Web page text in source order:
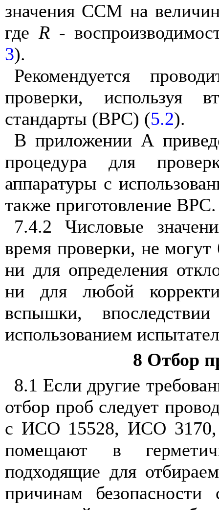
значения ССМ на
где R -
3).
Рекомендуется
проверки, используя
стандарты (ВРС) (5.2).
В приложении А
процедура
для
аппаратуры с
также приготовление ВРС.
7.4.2 Числовые
время проверки, не могут
ни для определения
ни
для любой
вспышки,
использованием
8 Отбор
8.1 Если другие
отбор проб следует
с ИСО 15528, ИСО
помещают
в
подходящие для
причинам
безопасности